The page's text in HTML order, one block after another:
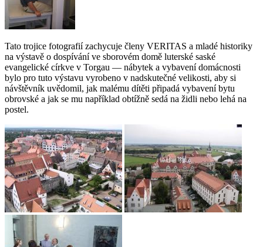
Tato trojice fotografií zachycuje členy VERITAS a mladé historiky
na výstavě o dospívání ve sborovém domě luterské saské
evangelické církve v Torgau — nábytek a vybavení domácnosti
bylo pro tuto výstavu vyrobeno v nadskutečné velikosti, aby si
návštěvník uvědomil, jak malému dítěti připadá vybavení bytu
obrovské a jak se mu například obtížně sedá na židli nebo lehá na
postel.